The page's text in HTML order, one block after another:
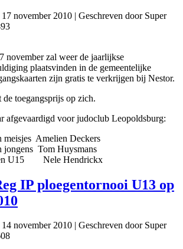
november 2010 | Geschreven door Super
november zal weer de jaarlijkse
plaatsvinden in de gemeentelijke
zijn gratis te verkrijgen bij Nestor.
de toegangsprijs op zich.
afgevaardigd voor judoclub Leopoldsburg:
meisjes Amelien Deckers
jongens Tom Huysmans
U15 Nele Hendrickx
IP ploegentornooi U13 op
november 2010 | Geschreven door Super